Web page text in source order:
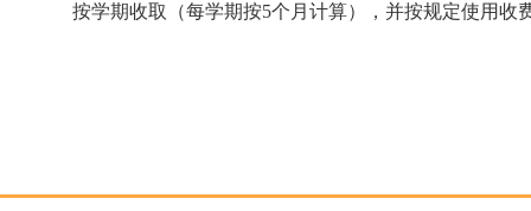
按学期收取（每学期按5个月计算），并按规定使用收